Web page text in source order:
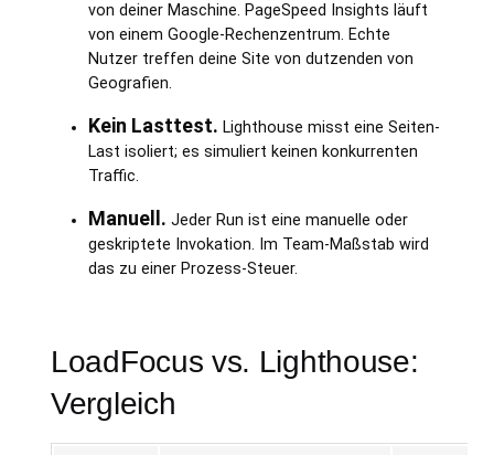
von deiner Maschine. PageSpeed Insights läuft
von einem Google-Rechenzentrum. Echte
Nutzer treffen deine Site von dutzenden von
Geografien.
Kein Lasttest. Lighthouse misst eine Seiten-
Last isoliert; es simuliert keinen konkurrenten
Traffic.
Manuell. Jeder Run ist eine manuelle oder
geskriptete Invokation. Im Team-Maßstab wird
das zu einer Prozess-Steuer.
LoadFocus vs. Lighthouse:
Vergleich